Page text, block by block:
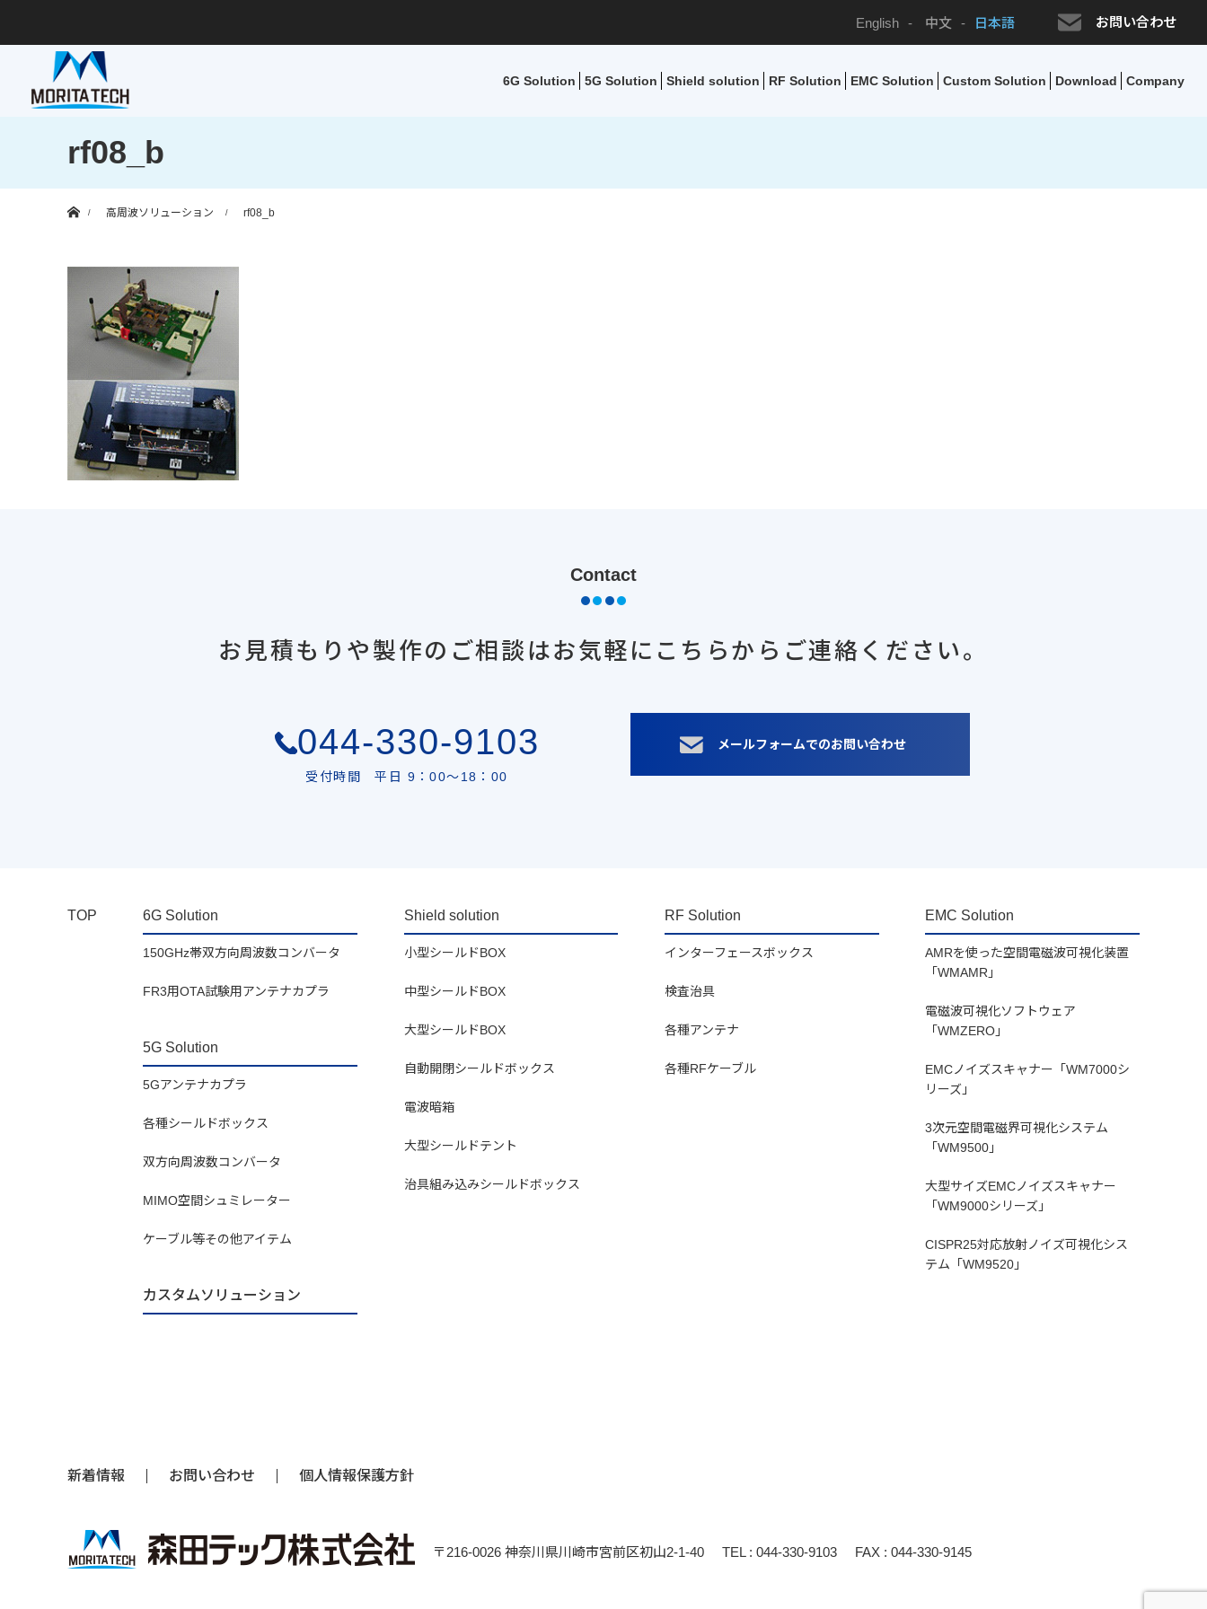
English - 中文 - 日本語 お問い合わせ
6G Solution 5G Solution Shield solution RF Solution EMC Solution Custom Solution Download Company
rf08_b
高周波ソリューション
rf08_b
Contact
お見積もりや製作のご相談はお気軽にこちらからご連絡ください。
044-330-9103
受付時間 平日 9：00〜18：00
メールフォームでのお問い合わせ
TOP 6G Solution
150GHz帯双方向周波数コンバータ
FR3用OTA試験用アンテナカプラ
5G Solution
5Gアンテナカプラ
各種シールドボックス
双方向周波数コンバータ
MIMO空間シュミレーター
ケーブル等その他アイテム
カスタムソリューション
Shield solution
小型シールドBOX
中型シールドBOX
大型シールドBOX
自動開閉シールドボックス
電波暗箱
大型シールドテント
治具組み込みシールドボックス
RF Solution
インターフェースボックス
検査治具
各種アンテナ
各種RFケーブル
EMC Solution
AMRを使った空間電磁波可視化装置
「WMAMR」
電磁波可視化ソフトウェア
「WMZERO」
EMCノイズスキャナー「WM7000シ
リーズ」
3次元空間電磁界可視化システム
「WM9500」
大型サイズEMCノイズスキャナー
「WM9000シリーズ」
CISPR25対応放射ノイズ可視化シス
テム「WM9520」
新着情報 お問い合わせ 個人情報保護方針
〒216-0026 神奈川県川崎市宮前区初山2-1-40 TEL : 044-330-9103 FAX : 044-330-9145